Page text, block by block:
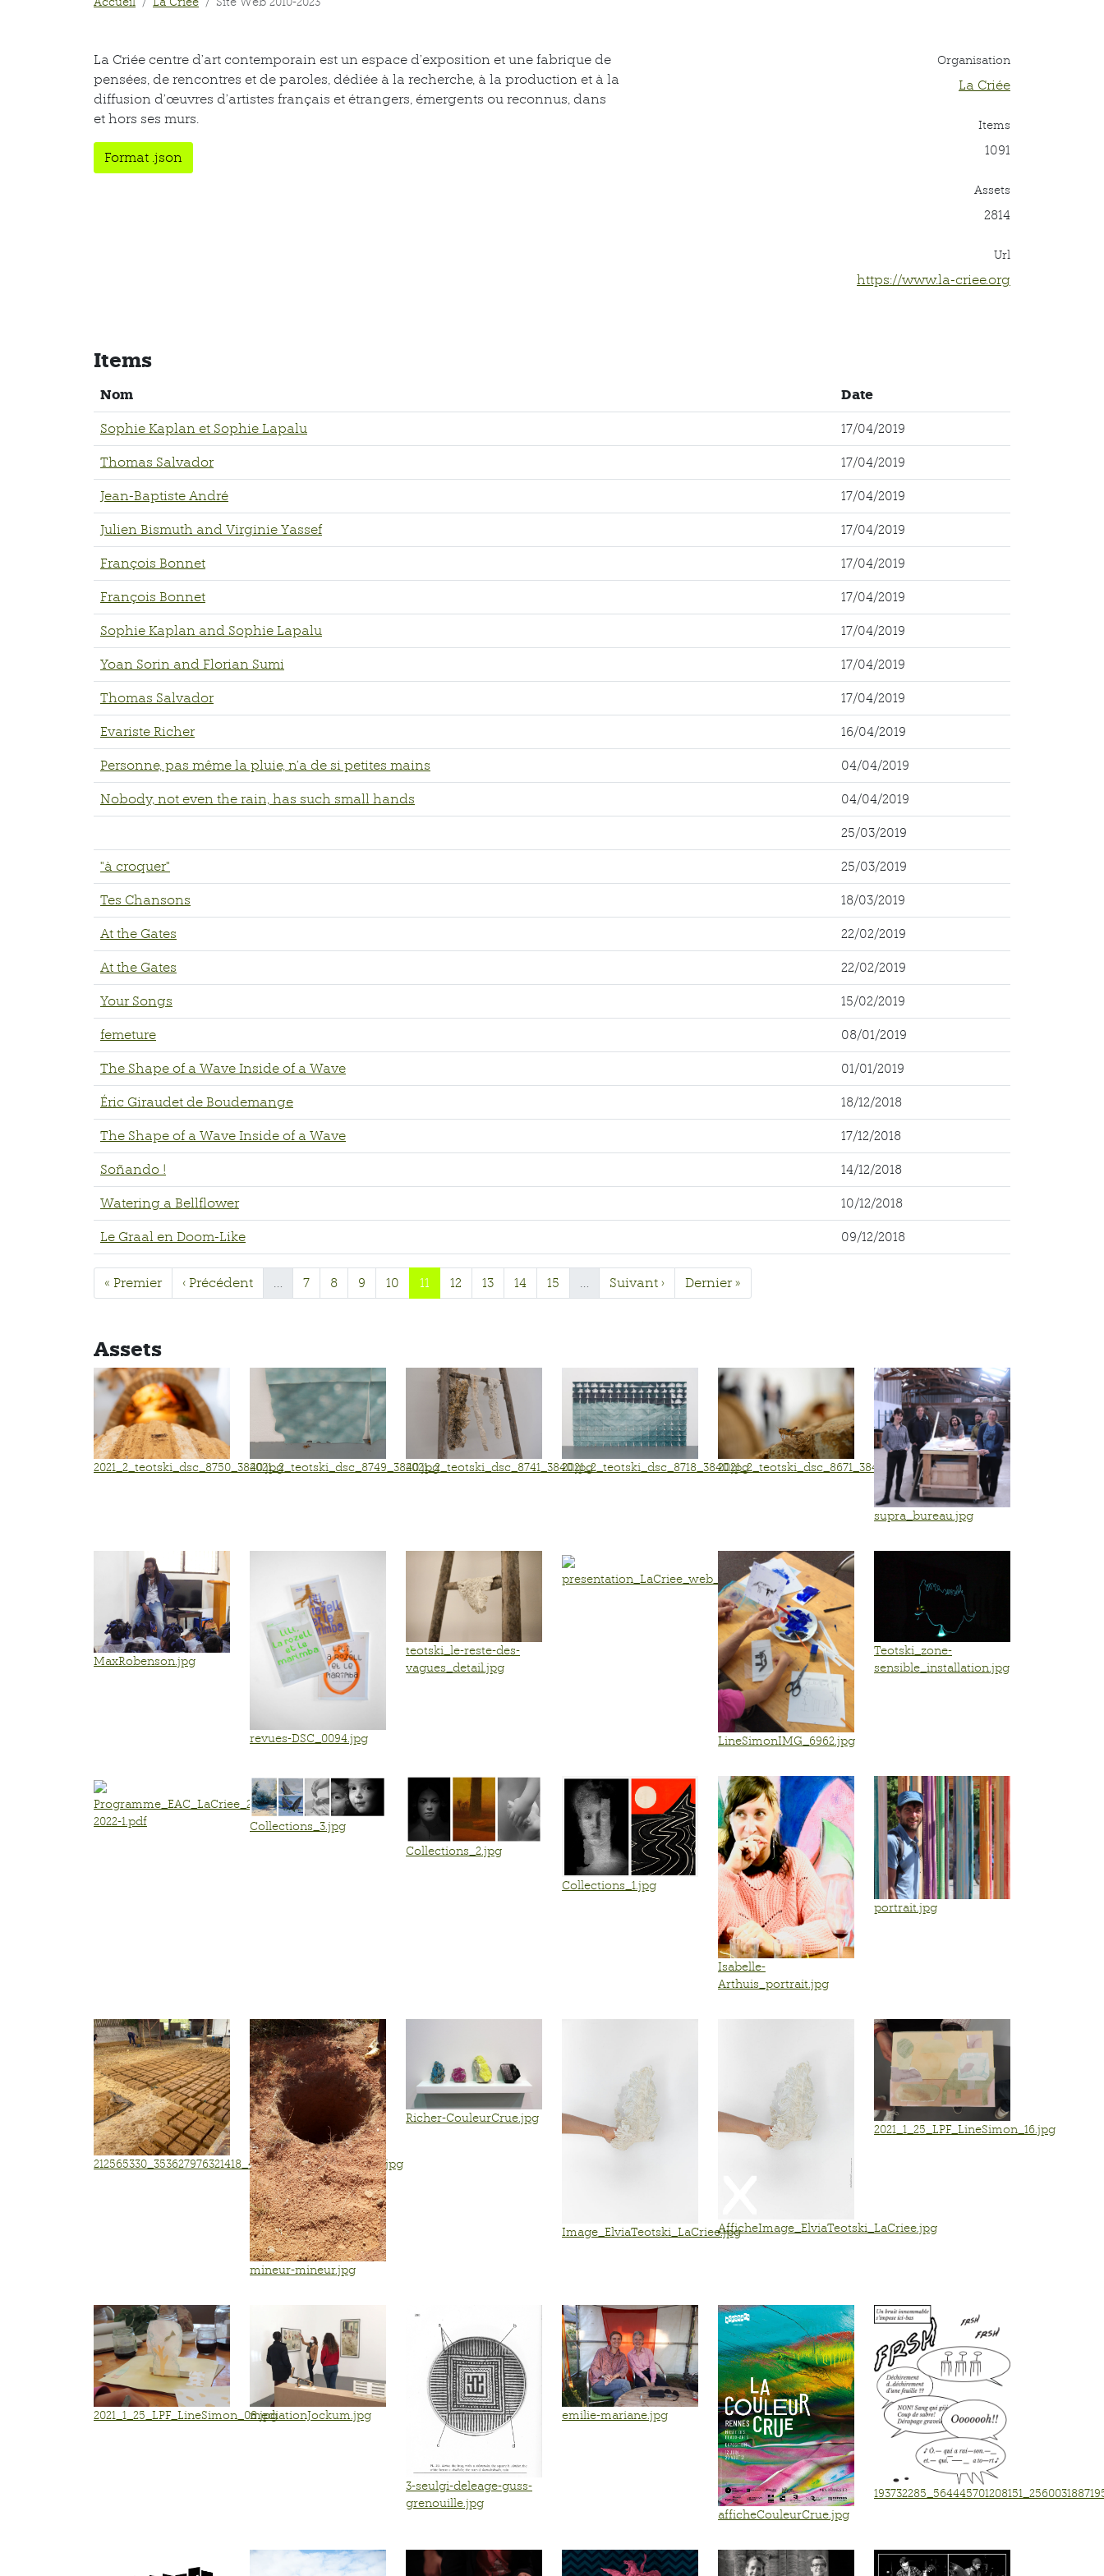
La Criée centre d’art contemporain est un espace d’exposition et une fabrique de
pensées, de rencontres et de paroles, dédiée à la recherche, à la production et à la
diffusion d’œuvres d’artistes français et étrangers, émergents ou reconnus, dans
et hors ses murs.
Format .json
Organisation
La Criée
Items
1091
Assets
2814
Url
https://www.la-criee.org
Items
Nom Date
Sophie Kaplan et Sophie Lapalu 17/04/2019
Thomas Salvador 17/04/2019
Jean-Baptiste André 17/04/2019
Julien Bismuth and Virginie Yassef 17/04/2019
François Bonnet 17/04/2019
François Bonnet 17/04/2019
Sophie Kaplan and Sophie Lapalu 17/04/2019
Yoan Sorin and Florian Sumi 17/04/2019
Thomas Salvador 17/04/2019
Evariste Richer 16/04/2019
Personne, pas même la pluie, n’a de si petites mains 04/04/2019
Nobody, not even the rain, has such small hands 04/04/2019
25/03/2019
"à croquer" 25/03/2019
Tes Chansons 18/03/2019
At the Gates 22/02/2019
At the Gates 22/02/2019
Your Songs 15/02/2019
femeture 08/01/2019
The Shape of a Wave Inside of a Wave 01/01/2019
Éric Giraudet de Boudemange 18/12/2018
The Shape of a Wave Inside of a Wave 17/12/2018
Soñando ! 14/12/2018
Watering a Bellflower 10/12/2018
Le Graal en Doom-Like 09/12/2018
« Premier ‹ Précédent … 7 8 9 10 11 12 13 14 15 … Suivant › Dernier »
Assets
2021_2_teotski_dsc_8750_3840.jpg2021_2_teotski_dsc_8749_3840.jpg2021_2_teotski_dsc_8741_3840.jpg2021_2_teotski_dsc_8718_3840.jpg2021_2_teotski_dsc_8671_3840.jpg
supra_bureau.jpg
MaxRobenson.jpg
revues-DSC_0094.jpg
teotski_le-reste-des-
vagues_detail.jpg
presentation_LaCriee_web_ENG.pdf
LineSimonIMG_6962.jpg
Teotski_zone-
sensible_installation.jpg
Programme_EAC_LaCriee_2021-
2022-1.pdf
Collections_3.jpg
Collections_2.jpg
Collections_1.jpg
Isabelle-
Arthuis_portrait.jpg
portrait.jpg
212565330_353627976321418_4520984022529255964_n.jpg
mineur-mineur.jpg
Richer-CouleurCrue.jpg
Image_ElviaTeotski_LaCriee.jpgAfficheImage_ElviaTeotski_LaCriee.jpg
2021_1_25_LPF_LineSimon_16.jpg
2021_1_25_LPF_LineSimon_08.jpgmediationJockum.jpg
3-seulgi-deleage-guss-
grenouille.jpg
emilie-mariane.jpg
afficheCouleurCrue.jpg